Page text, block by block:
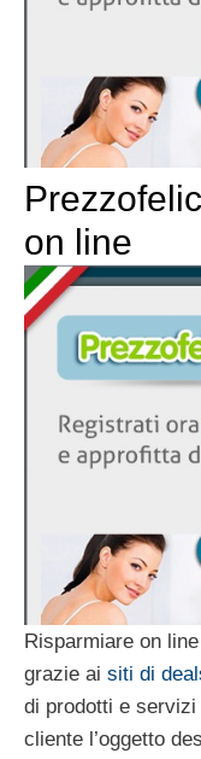
on line
Risparmiare on
grazie ai siti di
di prodotti e
cliente l’oggetto